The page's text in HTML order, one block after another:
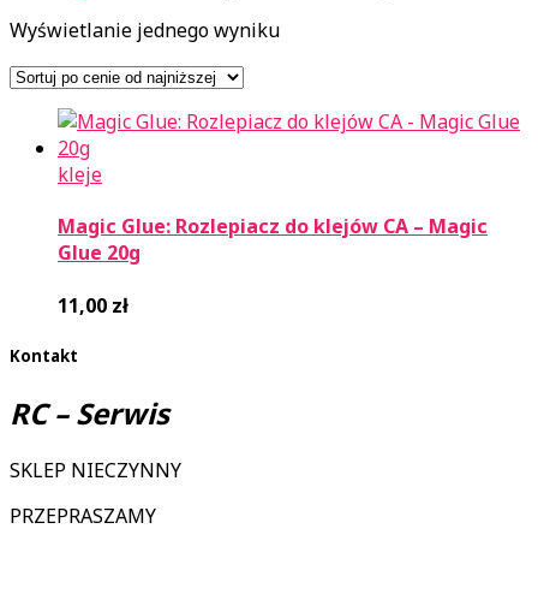
Wyświetlanie jednego wyniku
kleje
Magic Glue: Rozlepiacz do klejów CA – Magic
Glue 20g
11,00 zł
Kontakt
RC – Serwis
SKLEP NIECZYNNY
PRZEPRASZAMY